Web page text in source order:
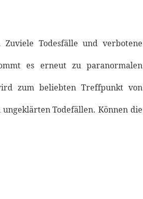
Todesfälle und verbotene
es erneut zu paranormalen
zum beliebten Treffpunkt von
Todefällen. Können die